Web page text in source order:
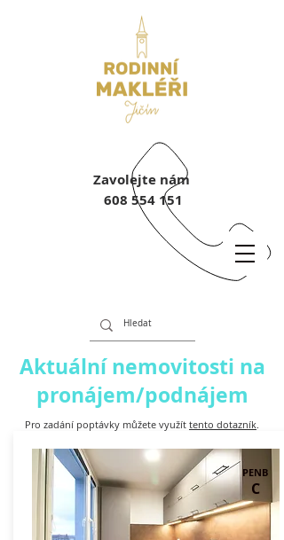
Zavolejte nám
608 554 151
Aktuální nemovitosti na
pronájem/podnájem
Pro zadání poptávky můžete využít tento dotazník.
PENB
C